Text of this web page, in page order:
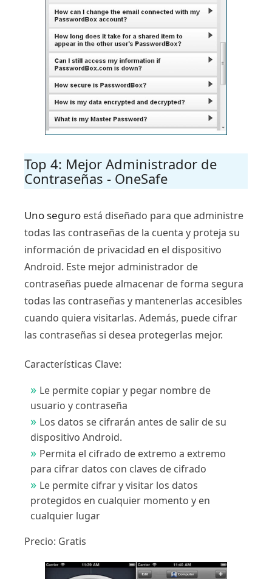
Top 4: Mejor Administrador de
Contraseñas - OneSafe
Uno seguro está diseñado para que administre
todas las contraseñas de la cuenta y proteja su
información de privacidad en el dispositivo
Android. Este mejor administrador de
contraseñas puede almacenar de forma segura
todas las contraseñas y mantenerlas accesibles
cuando quiera visitarlas. Además, puede cifrar
las contraseñas si desea protegerlas mejor.
Características Clave:
Le permite copiar y pegar nombre de
usuario y contraseña
Los datos se cifrarán antes de salir de su
dispositivo Android.
Permita el cifrado de extremo a extremo
para cifrar datos con claves de cifrado
Le permite cifrar y visitar los datos
protegidos en cualquier momento y en
cualquier lugar
Precio: Gratis